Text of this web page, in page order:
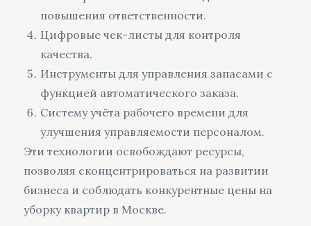
повышения ответственности.
Цифровые чек-листы для контроля
качества.
Инструменты для управления запасами с
функцией автоматического заказа.
Систему учёта рабочего времени для
улучшения управляемости персоналом.
Эти технологии освобождают ресурсы,
позволяя сконцентрироваться на развитии
бизнеса и соблюдать конкурентные цены на
уборку квартир в Москве.